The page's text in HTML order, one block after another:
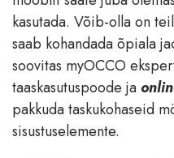
kasutada. Võib-olla on
saab kohandada õpiala
soovitas myOCCO
taaskasutuspoode ja
pakkuda taskukohaseid
sisustuselemente.